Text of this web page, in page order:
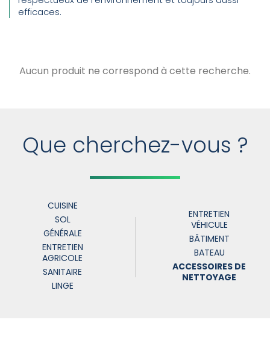
efficaces.
Aucun produit ne correspond à cette recherche.
Que cherchez-vous ?
CUISINE
SOL
GÉNÉRALE
ENTRETIEN
AGRICOLE
SANITAIRE
LINGE
ENTRETIEN
VÉHICULE
BÂTIMENT
BATEAU
ACCESSOIRES DE
NETTOYAGE